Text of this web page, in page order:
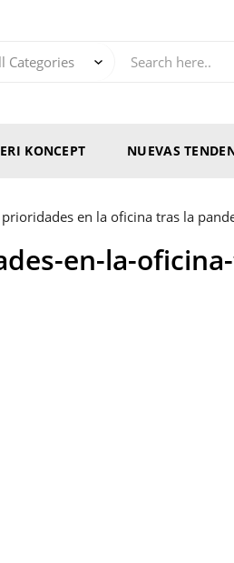
KONCEPT NUEVAS
en la oficina tras la
en-la-